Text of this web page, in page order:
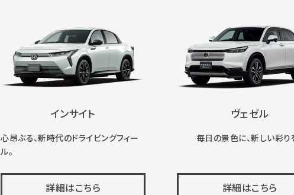
インサイト
心昂ぶる、新時代のドライビングフィー
ル。
詳細はこちら
ヴェゼル
毎日の景色に、新しい彩り
詳細はこちら